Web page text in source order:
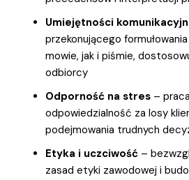
Umiejętności
przekonującego
mowie, jak i piśmie,
odbiorcy
Odporność na stres –
odpowiedzialność za losy
podejmowania trudnych
Etyka i uczciwość –
zasad etyki zawodowej i